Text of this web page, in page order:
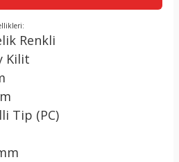
Renkli
Kilit
Tip (PC)